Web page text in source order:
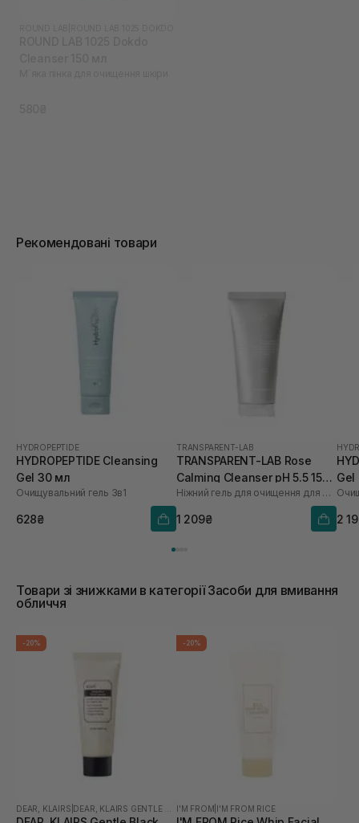
Рекомендовані товари
HYDROPEPTIDE
HYDROPEPTIDE Cleansing
Gel 30 мл
Очищувальний гель 3в1
628₴
TRANSPARENT-LAB
TRANSPARENT-LAB Rose
Calming Cleanser pH 5.5 150
мл
Ніжний гель для очищення для обличчя
1 209₴
Gel
2
Товари зі знижками в категорії Засоби для вмивання
обличчя
-20%
DEAR, KLAIRS
-20%
I'M FROM I'M FROM RICE